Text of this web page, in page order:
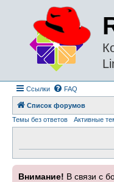
Ссылки FAQ
Список форумов
Темы без ответов
Активные
Внимание! В связи с